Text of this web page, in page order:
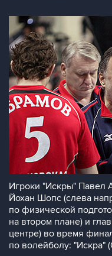
Игроки "Искры" Павел
Йохан Шопс (слева
по физической
на втором плане) и
центре) во время
по волейболу: "Искра"